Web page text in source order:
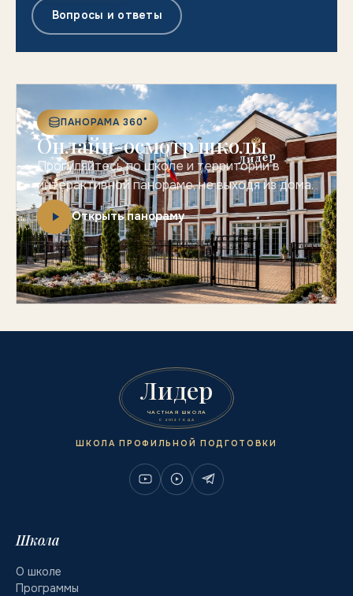
Вопросы и ответы
ПАНОРАМА 360°
Онлайн-осмотр школы
Прогуляйтесь по школе и территории в
интерактивной панораме, не выходя из дома.
Открыть панораму
Лидер
ЧАСТНАЯ ШКОЛА
С 2012 ГОДА
ШКОЛА ПРОФИЛЬНОЙ ПОДГОТОВКИ
Школа
О школе
Программы